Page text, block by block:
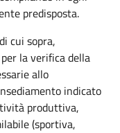
predisposta.
cui sopra,
la verifica della
allo
indicato
produttiva,
(sportiva,